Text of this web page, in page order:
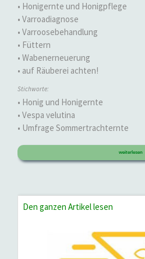
• Honigernte und Honigpflege
• Varroadiagnose
• Varroosebehandlung
• Füttern
• Wabenerneuerung
• auf Räuberei achten!
Stichworte:
• Honig und Honigernte
• Vespa velutina
• Umfrage Sommertrachternte
weiterlesen
Den ganzen Artikel lesen